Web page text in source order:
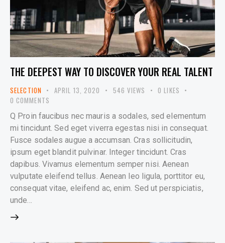
THE DEEPEST WAY TO DISCOVER YOUR REAL TALENT
SELECTION APRIL 13, 2020 546 VIEWS 0 LIKES
0 COMMENTS
Q Proin faucibus nec mauris a sodales, sed elementum
mi tincidunt. Sed eget viverra egestas nisi in consequat.
Fusce sodales augue a accumsan. Cras sollicitudin,
ipsum eget blandit pulvinar. Integer tincidunt. Cras
dapibus. Vivamus elementum semper nisi. Aenean
vulputate eleifend tellus. Aenean leo ligula, porttitor eu,
consequat vitae, eleifend ac, enim. Sed ut perspiciatis,
unde…